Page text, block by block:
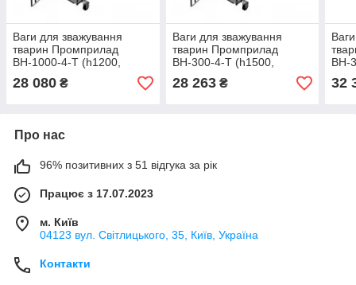
Ваги для зважування
тварин Промприлад
ВН-1000-4-Т (h1200,
1250х1250) 1000 кг.
28 080 ₴
Ваги для зважування
тварин Промприлад
ВН-300-4-Т (h1500,
1250х1250) 300 кг.
28 263₴
ВН-
32
Про нас
96% позитивних з 51 відгука за рік
Працює з 17.07.2023
м. Київ
04123 вул. Світлицького, 35, Київ, Україна
Контакти